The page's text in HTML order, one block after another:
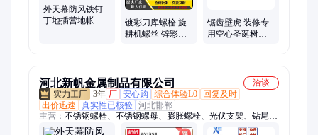
外天幕防风铁钉
丁地插营地帐篷
镀彩刀库螺栓 旋
耕机螺丝 锌彩农
锯齿壁虎 装修专
用空心圣诞树壁
河北新帆金属制品有限公司
洽谈
3年 厂 安心购 综合体验L0
回复及时
出价迅速
真实性已核验 河北邯郸
主营： 不锈钢螺栓、不锈钢螺母、膨胀螺栓、光伏支架、钻尾
丝、高强度螺栓、热镀锌螺栓、全螺纹丝杆